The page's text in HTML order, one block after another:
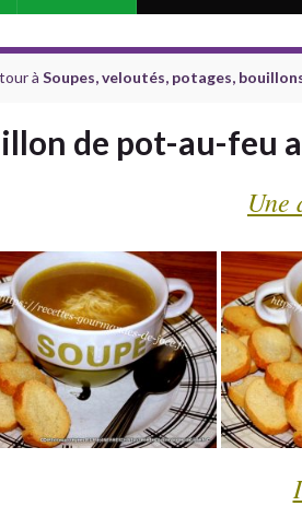
à Soupes, veloutés, potages,
de pot-au-feu
Une